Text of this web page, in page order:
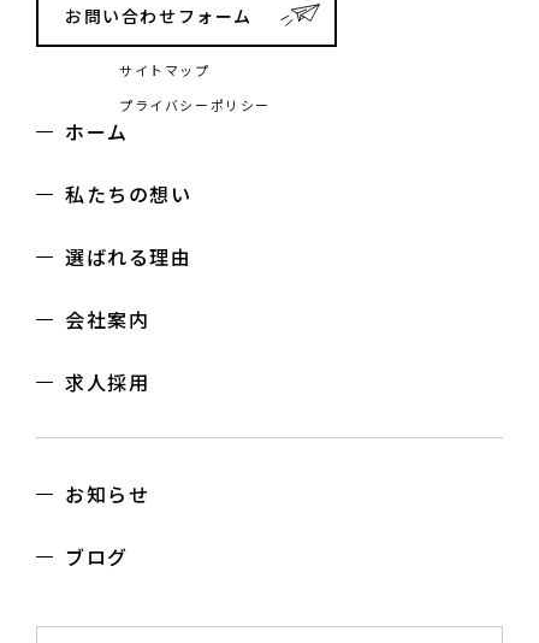
お問い合わせフォーム
サイトマップ
プライバシーポリシー
ホーム
私たちの想い
選ばれる理由
会社案内
求人採用
お知らせ
ブログ